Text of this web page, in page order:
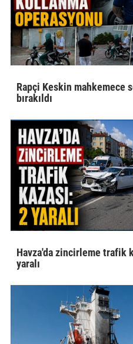
Rapçi Keskin mahkemece
bırakıldı
Havza'da zincirleme trafik
yaralı